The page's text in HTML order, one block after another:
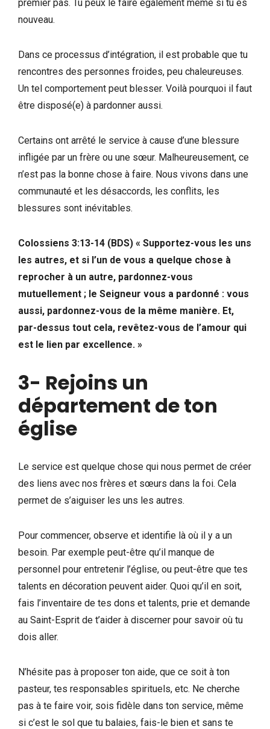
premier pas. Tu peux le faire également même si tu es
nouveau.
Dans ce processus d’intégration, il est probable que tu
rencontres des personnes froides, peu chaleureuses.
Un tel comportement peut blesser. Voilà pourquoi il faut
être disposé(e) à pardonner aussi.
Certains ont arrêté le service à cause d’une blessure
infligée par un frère ou une sœur. Malheureusement, ce
n’est pas la bonne chose à faire. Nous vivons dans une
communauté et les désaccords, les conflits, les
blessures sont inévitables.
Colossiens‬ ‭3:13‭-‬14‬ ‭(BDS)‬‬ « Supportez-vous les uns
les autres, et si l’un de vous a quelque chose à
reprocher à un autre, pardonnez-vous
mutuellement ; le Seigneur vous a pardonné : vous
aussi, pardonnez-vous de la même manière. Et,
par-dessus tout cela, revêtez-vous de l’amour qui
est le lien par excellence. »
3- Rejoins un
département de ton
église
Le service est quelque chose qui nous permet de créer
des liens avec nos frères et sœurs dans la foi. Cela
permet de s’aiguiser les uns les autres.
Pour commencer, observe et identifie là où il y a un
besoin. Par exemple peut-être qu’il manque de
personnel pour entretenir l’église, ou peut-être que tes
talents en décoration peuvent aider. Quoi qu’il en soit,
fais l’inventaire de tes dons et talents, prie et demande
au Saint-Esprit de t’aider à discerner pour savoir où tu
dois aller.
N’hésite pas à proposer ton aide, que ce soit à ton
pasteur, tes responsables spirituels, etc. Ne cherche
pas à te faire voir, sois fidèle dans ton service, même
si c’est le sol que tu balaies, fais-le bien et sans te